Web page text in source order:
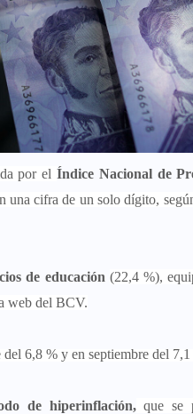
por el Índice Nacional de
una cifra de un solo dígito,
de educación (22,4 %),
web del BCV.
6,8 % y en septiembre del 7,1
de hiperinflación, que se